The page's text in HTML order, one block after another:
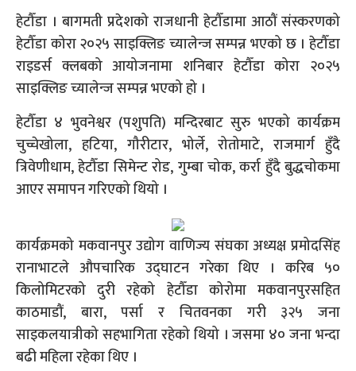
हेटौँडा । बागमती प्रदेशको राजधानी हेटौँडामा आठौं संस्करणको
हेटौँडा कोरा २०२५ साइक्लिङ च्यालेन्ज सम्पन्न भएको छ । हेटौँडा
राइडर्स क्लबको आयोजनामा शनिबार हेटौँडा कोरा २०२५
साइक्लिङ च्यालेन्ज सम्पन्न भएको हो ।
हेटौँडा ४ भुवनेश्वर (पशुपति) मन्दिरबाट सुरु भएको कार्यक्रम
चुच्चेखोला, हटिया, गौरीटार, भोर्ले, रोतोमाटे, राजमार्ग हुँदै
त्रिवेणीधाम, हेटौँडा सिमेन्ट रोड, गुम्बा चोक, कर्रा हुँदै बुद्धचोकमा
आएर समापन गरिएको थियो ।
कार्यक्रमको मकवानपुर उद्योग वाणिज्य संघका अध्यक्ष प्रमोदसिंह
रानाभाटले औपचारिक उद्घाटन गरेका थिए । करिब ५०
किलोमिटरको दुरी रहेको हेटौँडा कोरोमा मकवानपुरसहित
काठमाडौं, बारा, पर्सा र चितवनका गरी ३२५ जना
साइकलयात्रीको सहभागिता रहेको थियो । जसमा ४० जना भन्दा
बढी महिला रहेका थिए ।